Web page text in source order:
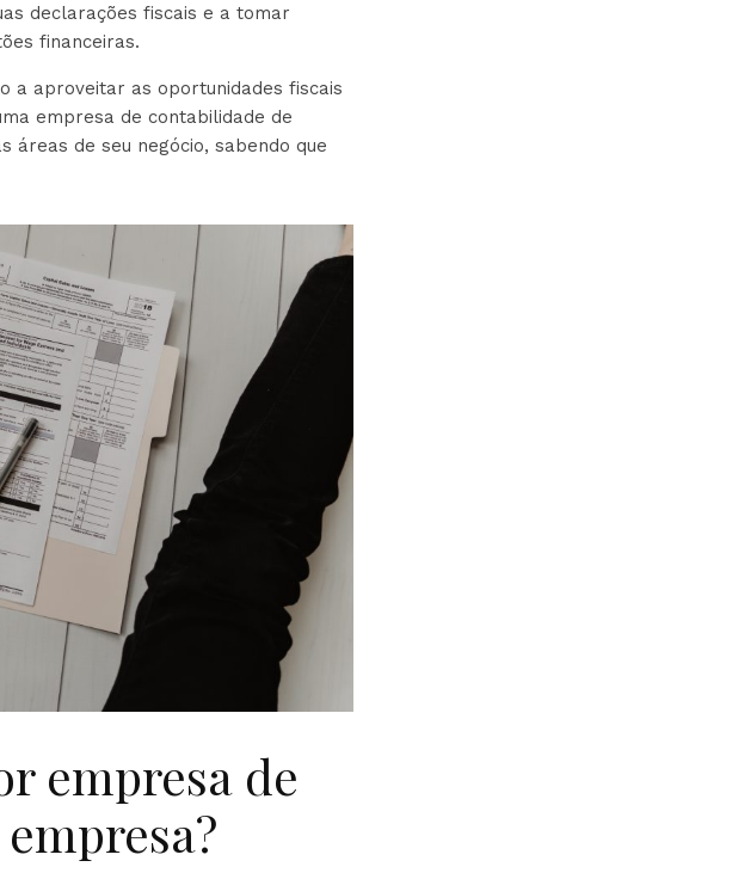
declarações fiscais e a tomar
financeiras.
a aproveitar as oportunidades fiscais
empresa de contabilidade de
áreas de seu negócio, sabendo que
empresa de